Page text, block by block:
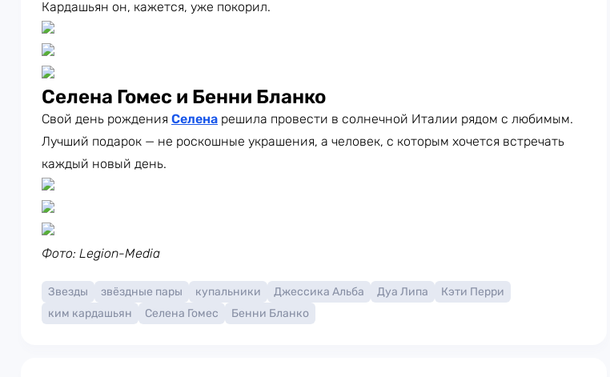
Кардашьян он, кажется, уже покорил.
Селена Гомес и Бенни Бланко
Свой день рождения Селена решила провести в солнечной Италии рядом с любимым.
Лучший подарок — не роскошные украшения, а человек, с которым хочется встречать
каждый новый день.
Фото: Legion-Media
Звезды звёздные пары купальники Джессика Альба Дуа Липа
Кэти Перри
ким кардашьян
Селена Гомес Бенни Бланко